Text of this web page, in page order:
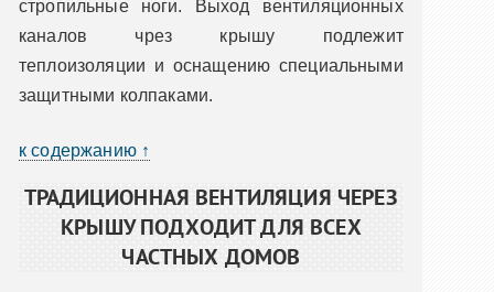
стропильные ноги. Выход вентиляционных
каналов чрез крышу подлежит
теплоизоляции и оснащению специальными
защитными колпаками.
к содержанию ↑
ТРАДИЦИОННАЯ ВЕНТИЛЯЦИЯ ЧЕРЕЗ
КРЫШУ ПОДХОДИТ ДЛЯ ВСЕХ
ЧАСТНЫХ ДОМОВ